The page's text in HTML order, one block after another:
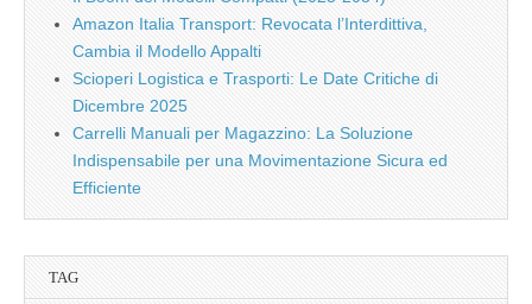
Amazon Italia Transport: Revocata l’Interdittiva,
Cambia il Modello Appalti
Scioperi Logistica e Trasporti: Le Date Critiche di
Dicembre 2025
Carrelli Manuali per Magazzino: La Soluzione
Indispensabile per una Movimentazione Sicura ed
Efficiente
TAG